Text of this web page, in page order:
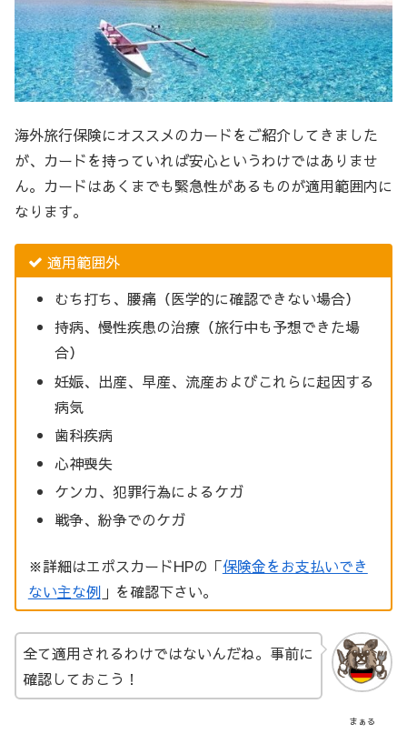
海外旅行保険にオススメのカードをご紹介してきました
が、カードを持っていれば安心というわけではありませ
ん。カードはあくまでも緊急性があるものが適用範囲内に
なります。
適用範囲外
むち打ち、腰痛（医学的に確認できない場合）
持病、慢性疾患の治療（旅行中も予想できた場
合）
妊娠、出産、早産、流産およびこれらに起因する
病気
歯科疾病
心神喪失
ケンカ、犯罪行為によるケガ
戦争、紛争でのケガ
※詳細はエポスカードHPの「保険金をお支払いでき
ない主な例」を確認下さい。
まぁる
全て適用されるわけではないんだね。事前に
確認しておこう！